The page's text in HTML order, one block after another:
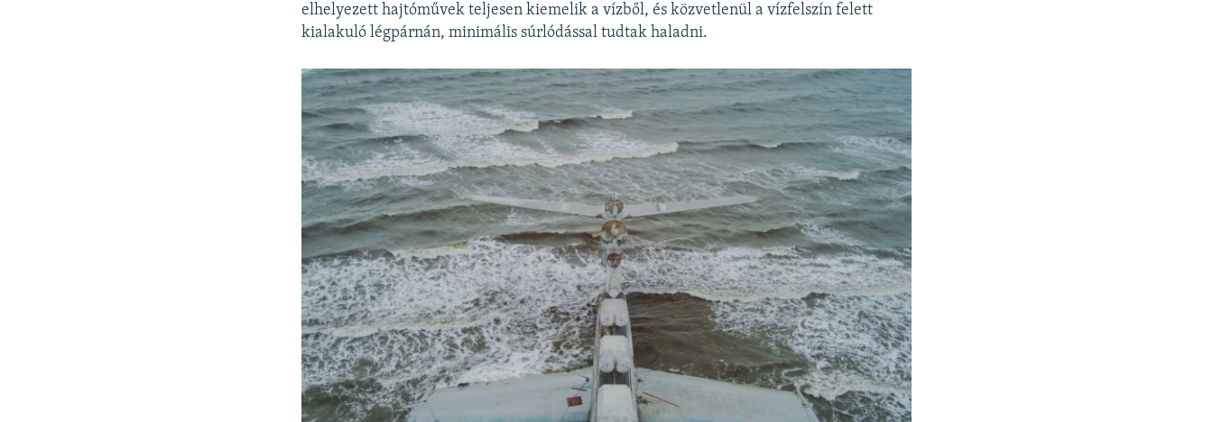
elhelyezett hajtóművek teljesen kiemelik a vízből, és közvetlenül a vízfelszín felett
kialakuló légpárnán, minimális súrlódással tudtak haladni.